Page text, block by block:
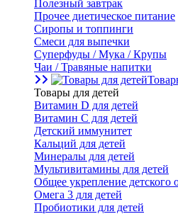
Полезный завтрак
Прочее диетическое питание
Сиропы и топпинги
Смеси для выпечки
Суперфуды / Мука / Крупы
Чаи / Травяные напитки
Товары для детей
Витамин D для детей
Витамин С для детей
Детский иммунитет
Кальций для детей
Минералы для детей
Мультивитамины для детей
Общее укрепление детского
Омега 3 для детей
Пробиотики для детей